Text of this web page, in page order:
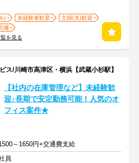
) 未経験者歓迎
主婦(夫)歓迎
備
を見る
ス/川崎市高津区・横浜【武蔵小杉駅】
【社内の在庫管理など】未経験歓
迎♪長期で安定勤務可能！人気のオ
フィス案件★
～1650円+交通費支給
員